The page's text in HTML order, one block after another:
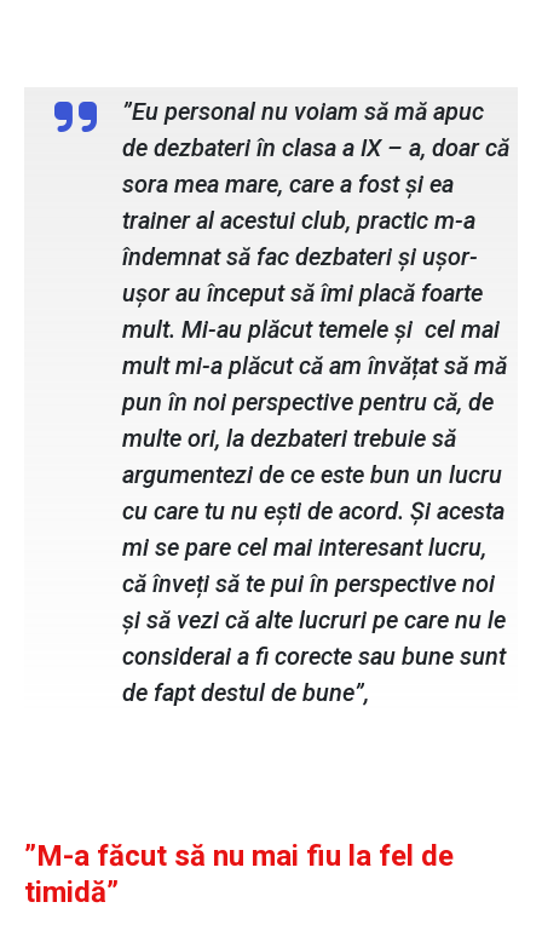
”Eu personal nu voiam să mă apuc
de dezbateri în clasa a IX – a, doar că
sora mea mare, care a fost și ea
trainer al acestui club, practic m-a
îndemnat să fac dezbateri și ușor-
ușor au început să îmi placă foarte
mult. Mi-au plăcut temele și cel mai
mult mi-a plăcut că am învățat să mă
pun în noi perspective pentru că, de
multe ori, la dezbateri trebuie să
argumentezi de ce este bun un lucru
cu care tu nu ești de acord. Și acesta
mi se pare cel mai interesant lucru,
că înveți să te pui în perspective noi
și să vezi că alte lucruri pe care nu le
considerai a fi corecte sau bune sunt
de fapt destul de bune”,
”M-a făcut să nu mai fiu la fel de
timidă”